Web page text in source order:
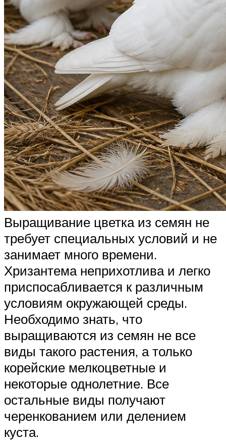
Выращивание цветка из семян не
требует специальных условий и не
занимает много времени.
Хризантема неприхотлива и легко
приспосабливается к различным
условиям окружающей среды.
Необходимо знать, что
выращиваются из семян не все
виды такого растения, а только
корейские мелкоцветные и
некоторые однолетние. Все
остальные виды получают
черенкованием или делением
куста.